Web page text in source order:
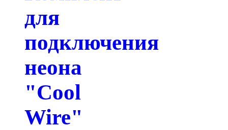
для
подключения
неона
"Cool
Wire"